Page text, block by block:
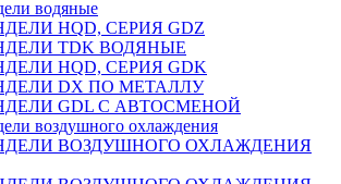
водяные
HQD, СЕРИЯ GDZ
TDK ВОДЯНЫЕ
HQD, СЕРИЯ GDK
DX ПО МЕТАЛЛУ
GDL С АВТОСМЕНОЙ
воздушного охлаждения
ВОЗДУШНОГО ОХЛАЖДЕНИЯ